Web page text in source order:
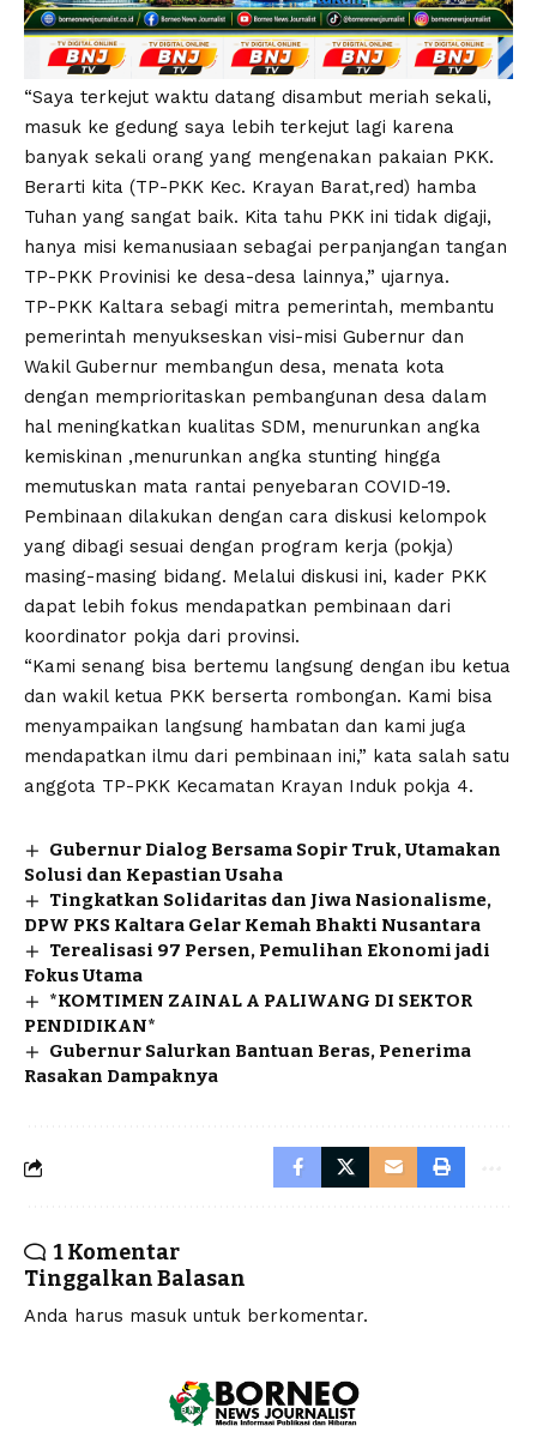
“Saya terkejut waktu datang disambut meriah sekali,
masuk ke gedung saya lebih terkejut lagi karena
banyak sekali orang yang mengenakan pakaian PKK.
Berarti kita (TP-PKK Kec. Krayan Barat,red) hamba
Tuhan yang sangat baik. Kita tahu PKK ini tidak digaji,
hanya misi kemanusiaan sebagai perpanjangan tangan
TP-PKK Provinisi ke desa-desa lainnya,” ujarnya.
TP-PKK Kaltara sebagi mitra pemerintah, membantu
pemerintah menyukseskan visi-misi Gubernur dan
Wakil Gubernur membangun desa, menata kota
dengan memprioritaskan pembangunan desa dalam
hal meningkatkan kualitas SDM, menurunkan angka
kemiskinan ,menurunkan angka stunting hingga
memutuskan mata rantai penyebaran COVID-19.
Pembinaan dilakukan dengan cara diskusi kelompok
yang dibagi sesuai dengan program kerja (pokja)
masing-masing bidang. Melalui diskusi ini, kader PKK
dapat lebih fokus mendapatkan pembinaan dari
koordinator pokja dari provinsi.
“Kami senang bisa bertemu langsung dengan ibu ketua
dan wakil ketua PKK berserta rombongan. Kami bisa
menyampaikan langsung hambatan dan kami juga
mendapatkan ilmu dari pembinaan ini,” kata salah satu
anggota TP-PKK Kecamatan Krayan Induk pokja 4.
Gubernur Dialog Bersama Sopir Truk, Utamakan
Solusi dan Kepastian Usaha
Tingkatkan Solidaritas dan Jiwa Nasionalisme,
DPW PKS Kaltara Gelar Kemah Bhakti Nusantara
Terealisasi 97 Persen, Pemulihan Ekonomi jadi
Fokus Utama
*KOMTIMEN ZAINAL A PALIWANG DI SEKTOR
PENDIDIKAN*
Gubernur Salurkan Bantuan Beras, Penerima
Rasakan Dampaknya
1 Komentar
Tinggalkan Balasan
Anda harus masuk untuk berkomentar.